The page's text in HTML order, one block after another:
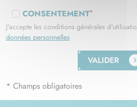
CONSENTEMENT*
J'accepte les conditions générales
données personnelles
VALIDER
* Champs obligatoires